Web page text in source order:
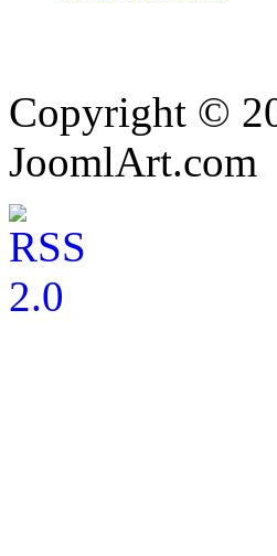
Copyright ©
JoomlArt.com